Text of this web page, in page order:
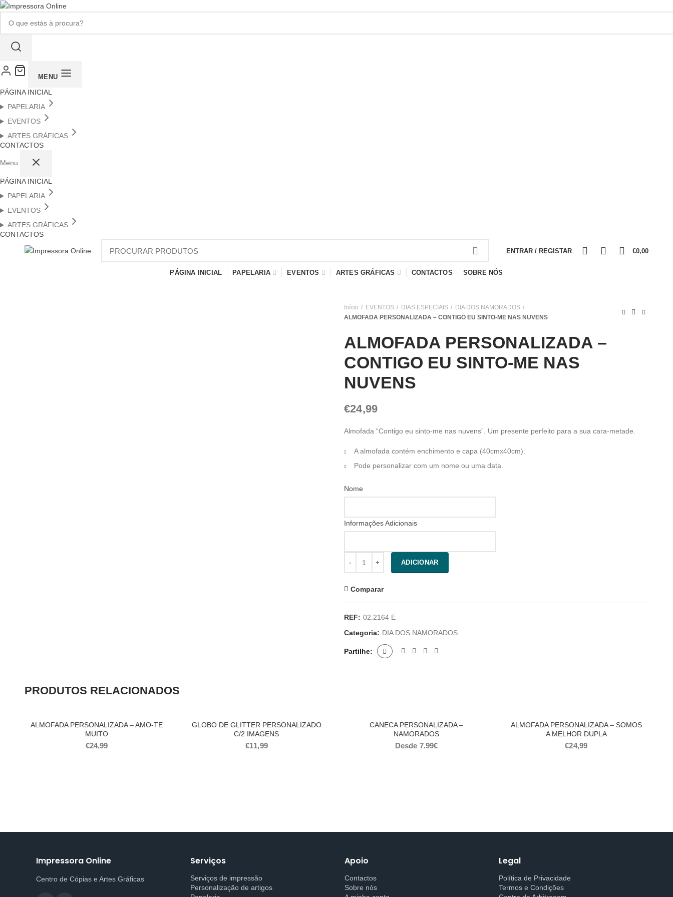
produtos
MENU
PÁGINA INICIAL
PAPELARIA
EVENTOS
ARTES GRÁFICAS
CONTACTOS
Menu
PÁGINA INICIAL
PAPELARIA
EVENTOS
ARTES GRÁFICAS
CONTACTOS
ENTRAR / REGISTAR €0,00
PÁGINA INICIAL PAPELARIA EVENTOS ARTES GRÁFICAS CONTACTOS SOBRE NÓS
Início EVENTOS DIAS ESPECIAIS
DIA DOS NAMORADOS
ALMOFADA PERSONALIZADA – CONTIGO EU SINTO-ME NAS NUVENS
ALMOFADA PERSONALIZADA –
CONTIGO EU SINTO-ME NAS
NUVENS
€24,99
Almofada “Contigo eu sinto-me nas nuvens”. Um presente perfeito para a sua cara-metade.
A almofada contém enchimento e capa (40cmx40cm).
Pode personalizar com um nome ou uma data.
Nome
Informações Adicionais
ADICIONAR
Comparar
REF: 02.2164 E
Categoria: DIA DOS NAMORADOS
Partilhe
PRODUTOS RELACIONADOS
ALMOFADA PERSONALIZADA – AMO-TE
MUITO
€24,99
GLOBO DE GLITTER PERSONALIZADO
C/2 IMAGENS
€11,99
CANECA PERSONALIZADA –
NAMORADOS
Desde 7.99€
ALMOFADA PERSONALIZADA – SOMOS
A MELHOR DUPLA
€24,99
Impressora Online
Centro de Cópias e Artes Gráficas
Serviços
Serviços de impressão
Personalização de artigos
Apoio
Contactos
Sobre nós
Legal
Política de Privacidade
Termos e Condições